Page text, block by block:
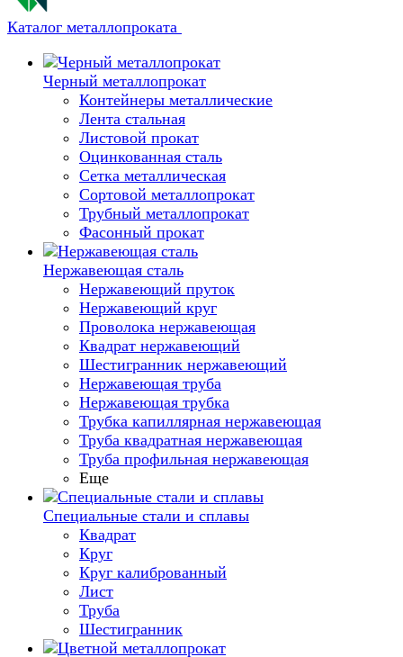
Каталог металлопроката
Черный металлопрокат
Контейнеры металлические
Лента стальная
Листовой прокат
Оцинкованная сталь
Сетка металлическая
Сортовой металлопрокат
Трубный металлопрокат
Фасонный прокат
Нержавеющая сталь
Нержавеющий пруток
Нержавеющий круг
Проволока нержавеющая
Квадрат нержавеющий
Шестигранник нержавеющий
Нержавеющая труба
Нержавеющая трубка
Трубка капиллярная нержавеющая
Труба квадратная нержавеющая
Труба профильная нержавеющая
Еще
Специальные стали и сплавы
Квадрат
Круг
Круг калиброванный
Лист
Труба
Шестигранник